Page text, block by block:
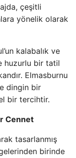
çeşitli
yönelik olarak
kalabalık ve
huzurlu bir tatil
Elmasburnu
dingin bir
bir tercihtir.
Cennet
tasarlanmış
birinde